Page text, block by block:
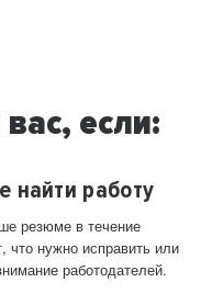
если:
найти работу
резюме в течение
что нужно исправить или
работодателей.